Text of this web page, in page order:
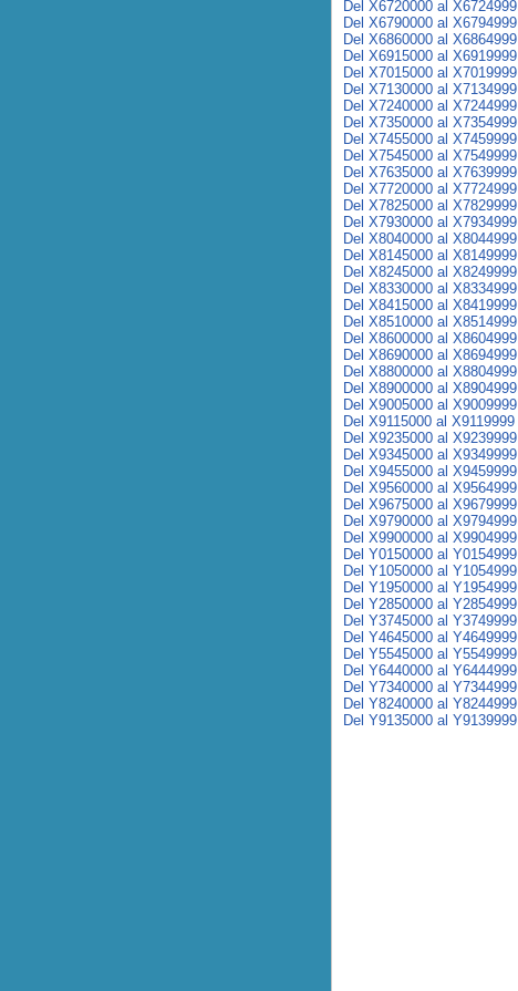
Del X6720000 al X6724999
Del X6790000 al X6794999
Del X6860000 al X6864999
Del X6915000 al X6919999
Del X7015000 al X7019999
Del X7130000 al X7134999
Del X7240000 al X7244999
Del X7350000 al X7354999
Del X7455000 al X7459999
Del X7545000 al X7549999
Del X7635000 al X7639999
Del X7720000 al X7724999
Del X7825000 al X7829999
Del X7930000 al X7934999
Del X8040000 al X8044999
Del X8145000 al X8149999
Del X8245000 al X8249999
Del X8330000 al X8334999
Del X8415000 al X8419999
Del X8510000 al X8514999
Del X8600000 al X8604999
Del X8690000 al X8694999
Del X8800000 al X8804999
Del X8900000 al X8904999
Del X9005000 al X9009999
Del X9115000 al X9119999
Del X9235000 al X9239999
Del X9345000 al X9349999
Del X9455000 al X9459999
Del X9560000 al X9564999
Del X9675000 al X9679999
Del X9790000 al X9794999
Del X9900000 al X9904999
Del Y0150000 al Y0154999
Del Y1050000 al Y1054999
Del Y1950000 al Y1954999
Del Y2850000 al Y2854999
Del Y3745000 al Y3749999
Del Y4645000 al Y4649999
Del Y5545000 al Y5549999
Del Y6440000 al Y6444999
Del Y7340000 al Y7344999
Del Y8240000 al Y8244999
Del Y9135000 al Y9139999